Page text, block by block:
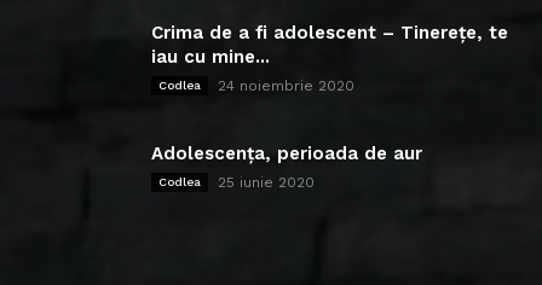
Crima de a fi adolescent – Tinerețe, te
iau cu mine...
Codlea 24 noiembrie 2020
Adolescența, perioada de aur
Codlea 25 iunie 2020